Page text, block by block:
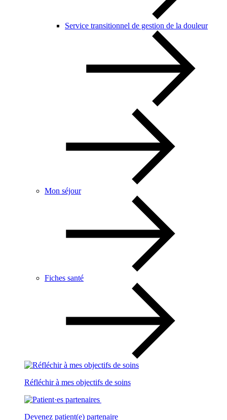
Service transitionnel de gestion de la douleur
Mon séjour
Fiches santé
Réfléchir à mes objectifs de soins
Devenez patient(e) partenaire